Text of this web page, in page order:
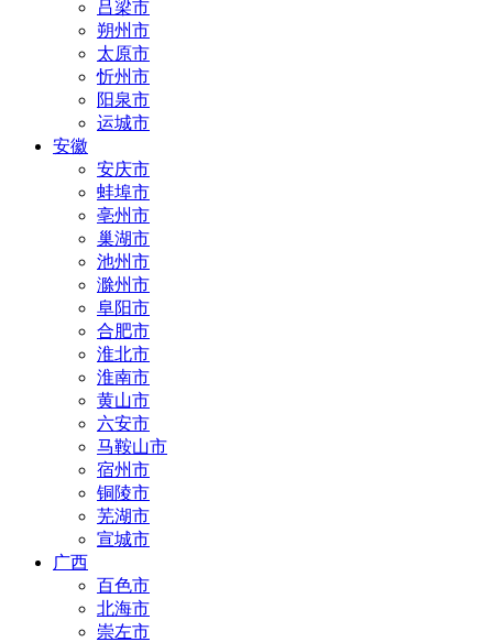
吕梁市
朔州市
太原市
忻州市
阳泉市
运城市
安徽
安庆市
蚌埠市
亳州市
巢湖市
池州市
滁州市
阜阳市
合肥市
淮北市
淮南市
黄山市
六安市
马鞍山市
宿州市
铜陵市
芜湖市
宣城市
广西
百色市
北海市
崇左市